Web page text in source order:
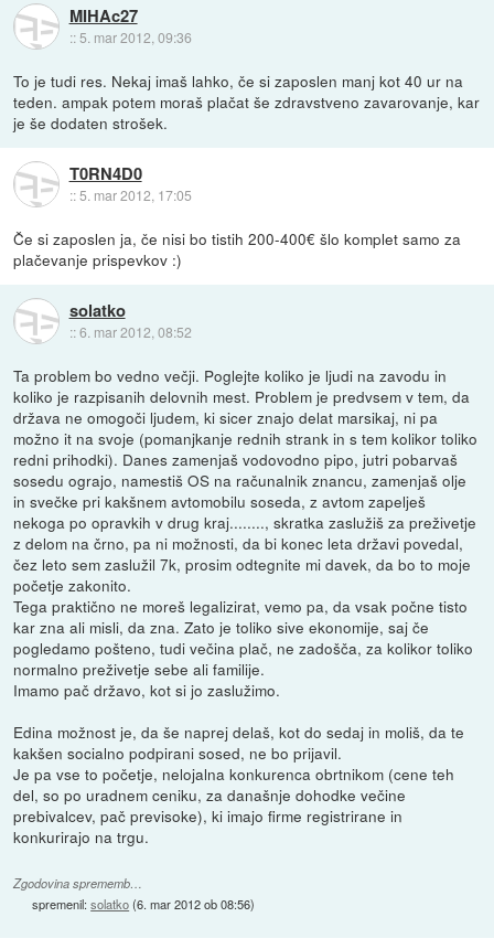
MIHAc27
:: 5. mar 2012, 09:36
To je tudi res. Nekaj imaš lahko, če si zaposlen manj kot 40 ur na
teden. ampak potem moraš plačat še zdravstveno zavarovanje, kar
je še dodaten strošek.
T0RN4D0
::5. mar 2012, 17:05
Če si zaposlen ja, če nisi bo tistih 200-400€ šlo komplet samo za
plačevanje prispevkov :)
solatko
::6. mar 2012, 08:52
Ta problem bo vedno večji. Poglejte koliko je ljudi na zavodu in
koliko je razpisanih delovnih mest. Problem je predvsem v tem, da
država ne omogoči ljudem, ki sicer znajo delat marsikaj, ni pa
možno it na svoje (pomanjkanje rednih strank in s tem kolikor toliko
redni prihodki). Danes zamenjaš vodovodno pipo, jutri pobarvaš
sosedu ograjo, namestiš OS na računalnik znancu, zamenjaš olje
in svečke pri kakšnem avtomobilu soseda, z avtom zapelješ
nekoga po opravkih v drug kraj........, skratka zaslužiš za preživetje
z delom na črno, pa ni možnosti, da bi konec leta državi povedal,
čez leto sem zaslužil 7k, prosim odtegnite mi davek, da bo to moje
početje zakonito.
Tega praktično ne moreš legalizirat, vemo pa, da vsak počne tisto
kar zna ali misli, da zna. Zato je toliko sive ekonomije, saj če
pogledamo pošteno, tudi večina plač, ne zadošča, za kolikor toliko
normalno preživetje sebe ali familije.
Imamo pač državo, kot si jo zaslužimo.
Edina možnost je, da še naprej delaš, kot do sedaj in moliš, da te
kakšen socialno podpirani sosed, ne bo prijavil.
Je pa vse to početje, nelojalna konkurenca obrtnikom (cene teh
del, so po uradnem ceniku, za današnje dohodke večine
prebivalcev, pač previsoke), ki imajo firme registrirane in
konkurirajo na trgu.
Zgodovina sprememb…
spremenil:solatko(6. mar 2012 ob 08:56)